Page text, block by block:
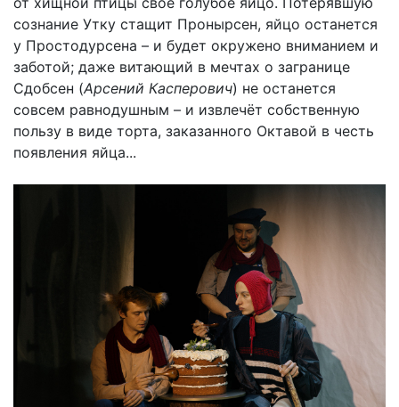
сознание Утку стащит Пронырсен, яйцо останется
у Простодурсена – и будет окружено вниманием и
заботой; даже витающий в мечтах о загранице
Сдобсен (Арсений Касперович) не останется
совсем равнодушным – и извлечёт собственную
пользу в виде торта, заказанного Октавой в честь
появления яйца...